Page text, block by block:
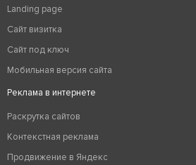
Landing page
Сайт визитка
Сайт под ключ
Мобильная версия сайта
Реклама в интернете
Раскрутка сайтов
Контекстная реклама
Продвижение в Яндекс